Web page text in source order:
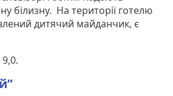
білизну. На території готелю
дитячий майданчик, є